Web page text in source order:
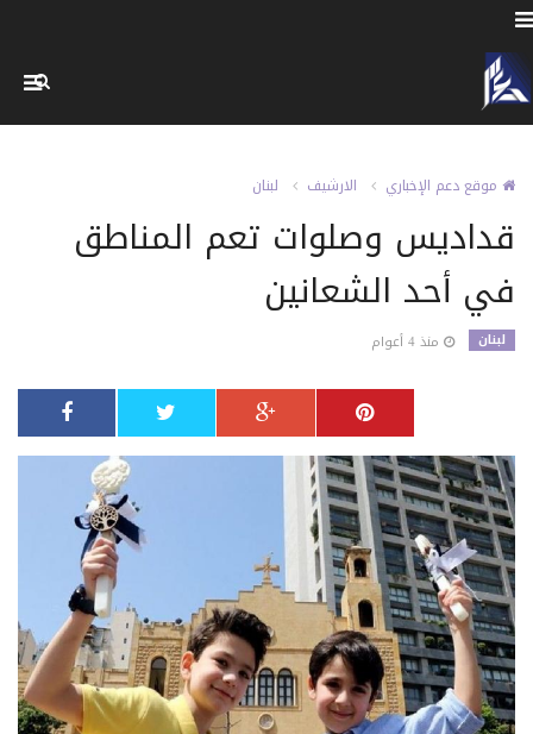
موقع دعم الإخباري الارشيف لبنان
قداديس وصلوات تعم المناطق
في أحد الشعانين
لبنان منذ 4 أعوام